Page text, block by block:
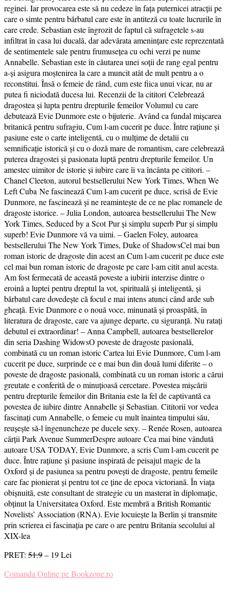
reginei. Iar provocarea este să nu cedeze în fața puternicei atracții pe
care o simte pentru bărbatul care este în antiteză cu toate lucrurile în
care crede. Sebastian este îngrozit de faptul că sufragetele s-au
infiltrat în casa lui ducală, dar adevărata amenințare este reprezentată
de sentimentele sale pentru frumusețea cu ochi verzi pe nume
Annabelle. Sebastian este în căutarea unei soții de rang egal pentru
a-și asigura moștenirea la care a muncit atât de mult pentru a o
reconstitui. Însă o femeie de rând, cum este fiica unui vicar, nu ar
putea fi niciodată ducesa lui. Recenzii de la cititori Celebrează
dragostea și lupta pentru drepturile femeilor Volumul cu care
debutează Evie Dunmore este o bijuterie. Având ca fundal mișcarea
britanică pentru sufragiu, Cum l-am cucerit pe duce. Între raţiune şi
pasiune este o carte inteligentă, cu o mulțime de detalii cu
semnificație istorică și cu o doză mare de romantism, care celebrează
puterea dragostei și pasionata luptă pentru drepturile femeilor. Un
amestec uimitor de istorie și iubire care îi va încânta pe cititori. –
Chanel Cleeton, autorul bestsellerului New York Times, When We
Left Cuba Ne fascinează Cum l-am cucerit pe duce, scrisă de Evie
Dunmore, ne fascinează și ne reamintește de ce ne plac romanele de
dragoste istorice. – Julia London, autoarea bestsellerului The New
York Times, Seduced by a Scot Pur și simplu superb Pur și simplu
superb! Evie Dunmore vă va uimi. – Gaelen Foley, autoarea
bestsellerului The New York Times, Duke of ShadowsCel mai bun
roman istoric de dragoste din acest an Cum l-am cucerit pe duce este
cel mai bun roman istoric de dragoste pe care l-am citit anul acesta.
Am fost fermecată de această poveste a iubirii interzise dintre o
eroină a luptei pentru dreptul la vot, spirituală și inteligentă, și
bărbatul care dovedește că focul e mai intens atunci când arde sub
gheață. Evie Dunmore e o nouă voce, minunată și proaspătă, în
literatura de dragoste, care va ajunge departe, cu siguranță. Nu ratați
debutul ei extraordinar! – Anna Campbell, autoarea bestsellerelor
din seria Dashing WidowsO poveste de dragoste pasională,
combinată cu un roman istoric Cartea lui Evie Dunmore, Cum l-am
cucerit pe duce, surprinde ce e mai bun din două lumi diferite – o
poveste de dragoste pasională, combinată cu un roman istoric a cărui
greutate e conferită de o minuțioasă cercetare. Povestea mișcării
pentru drepturile femeilor din Britania este la fel de captivantă ca
povestea de iubire dintre Annabelle și Sebastian. Cititorii vor vedea
fascinați cum Annabelle, o femeie cu mult înaintea timpului său,
reușește să-l îngenuncheze pe ducele sexy. – Renée Rosen, autoarea
cărții Park Avenue SummerDespre autoare Cea mai bine vândută
autoare USA TODAY, Evie Dunmore, a scris Cum l-am cucerit pe
duce. Între raţiune şi pasiune inspirată de peisajul magic de la
Oxford și de pasiunea sa pentru povești de dragoste, pentru femeile
care fac pionierat și pentru tot ce ține de epoca victoriană. În viața
obișnuită, este consultant de strategie cu un masterat în diplomație,
obținut la Universitatea Oxford. Este membră a British Romantic
Novelists’ Association (RNA). Evie locuiește la Berlin și transmite
prin scrierea ei fascinația pe care o are pentru Britania secolului al
XIX-lea
PRET: 51.9– 19 Lei
Comanda Online pe Bookzone.ro